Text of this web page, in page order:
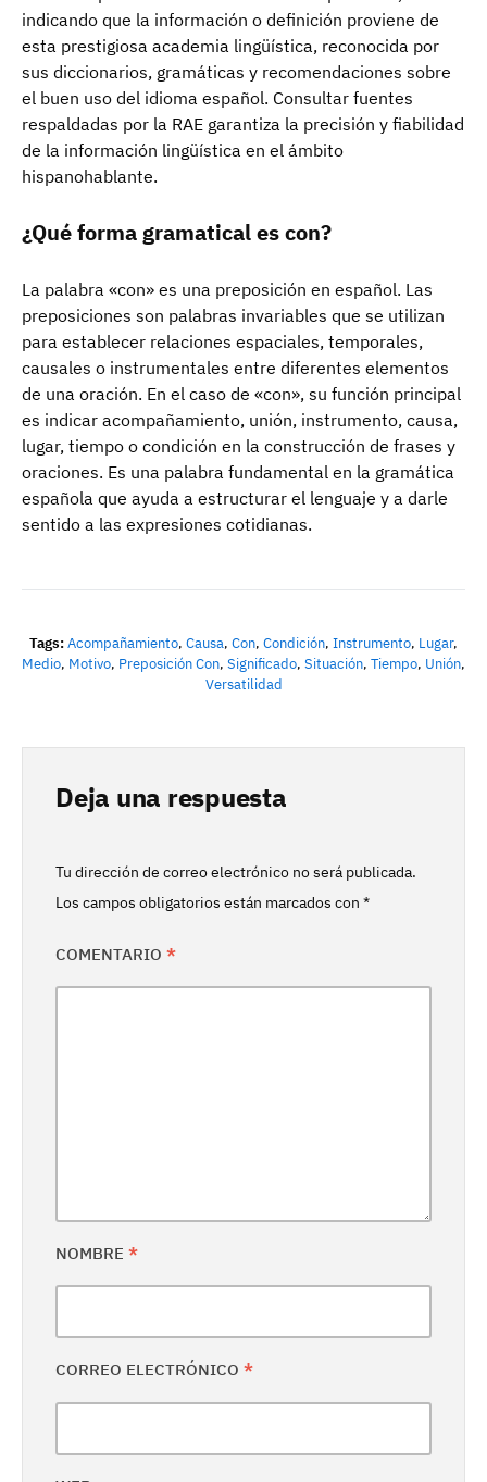
indicando que la información o definición proviene de
esta prestigiosa academia lingüística, reconocida por
sus diccionarios, gramáticas y recomendaciones sobre
el buen uso del idioma español. Consultar fuentes
respaldadas por la RAE garantiza la precisión y fiabilidad
de la información lingüística en el ámbito
hispanohablante.
¿Qué forma gramatical es con?
La palabra «con» es una preposición en español. Las
preposiciones son palabras invariables que se utilizan
para establecer relaciones espaciales, temporales,
causales o instrumentales entre diferentes elementos
de una oración. En el caso de «con», su función principal
es indicar acompañamiento, unión, instrumento, causa,
lugar, tiempo o condición en la construcción de frases y
oraciones. Es una palabra fundamental en la gramática
española que ayuda a estructurar el lenguaje y a darle
sentido a las expresiones cotidianas.
Tags:Acompañamiento, Causa, Con, Condición, Instrumento, Lugar,
Medio, Motivo, Preposición Con, Significado, Situación, Tiempo, Unión,
Versatilidad
Deja una respuesta
Tu dirección de correo electrónico no será publicada.
Los campos obligatorios están marcados con *
COMENTARIO *
NOMBRE *
CORREO ELECTRÓNICO *